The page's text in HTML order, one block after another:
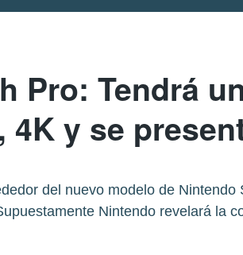
Pro: Tendrá
4K y se
del nuevo modelo de
Nintendo revelará la